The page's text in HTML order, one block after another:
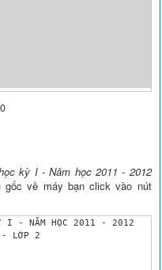
0
kỳ I - Năm học 2011 - 2012
về máy bạn click vào nút
I - NĂM HỌC 2011 - 2012